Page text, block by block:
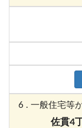
6 . 一般住宅等
佐貫4